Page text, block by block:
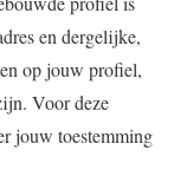
en dergelijke,
op jouw profiel,
Voor deze
jouw toestemming
geplaatst.